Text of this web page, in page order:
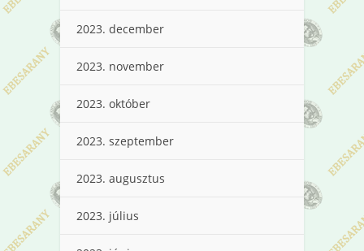
2023. december
2023. november
2023. október
2023. szeptember
2023. augusztus
2023. július